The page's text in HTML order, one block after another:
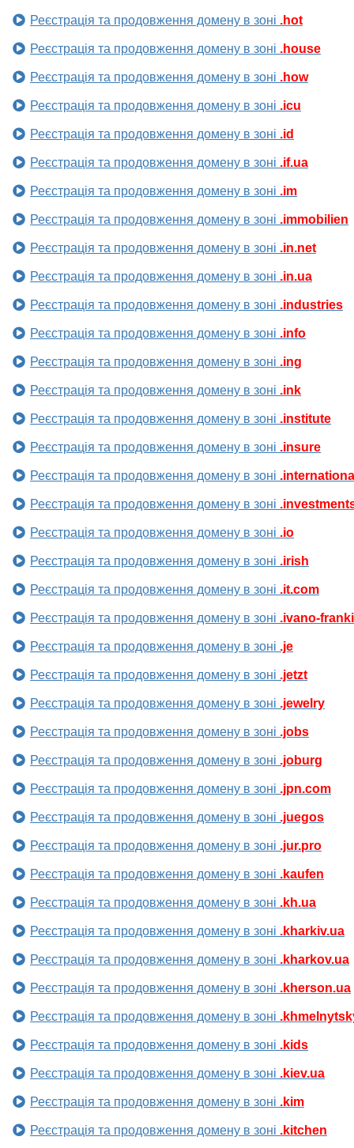
Реєстрація та продовження домену в зоні .hot
Реєстрація та продовження домену в зоні .house
Реєстрація та продовження домену в зоні .how
Реєстрація та продовження домену в зоні .icu
Реєстрація та продовження домену в зоні .id
Реєстрація та продовження домену в зоні .if.ua
Реєстрація та продовження домену в зоні .im
Реєстрація та продовження домену в зоні .immobilien
Реєстрація та продовження домену в зоні .in.net
Реєстрація та продовження домену в зоні .in.ua
Реєстрація та продовження домену в зоні .industries
Реєстрація та продовження домену в зоні .info
Реєстрація та продовження домену в зоні .ing
Реєстрація та продовження домену в зоні .ink
Реєстрація та продовження домену в зоні .institute
Реєстрація та продовження домену в зоні .insure
Реєстрація та продовження домену в зоні
Реєстрація та продовження домену в зоні
Реєстрація та продовження домену в зоні .io
Реєстрація та продовження домену в зоні .irish
Реєстрація та продовження домену в зоні .it.com
Реєстрація та продовження домену в зоні .ivano-
Реєстрація та продовження домену в зоні .je
Реєстрація та продовження домену в зоні .jetzt
Реєстрація та продовження домену в зоні .jewelry
Реєстрація та продовження домену в зоні .jobs
Реєстрація та продовження домену в зоні .joburg
Реєстрація та продовження домену в зоні .jpn.com
Реєстрація та продовження домену в зоні .juegos
Реєстрація та продовження домену в зоні .jur.pro
Реєстрація та продовження домену в зоні .kaufen
Реєстрація та продовження домену в зоні .kh.ua
Реєстрація та продовження домену в зоні .kharkiv.ua
Реєстрація та продовження домену в зоні .kharkov.ua
Реєстрація та продовження домену в зоні .kherson.ua
Реєстрація та продовження домену в зоні
Реєстрація та продовження домену в зоні .kids
Реєстрація та продовження домену в зоні .kiev.ua
Реєстрація та продовження домену в зоні .kim
Реєстрація та продовження домену в зоні .kitchen